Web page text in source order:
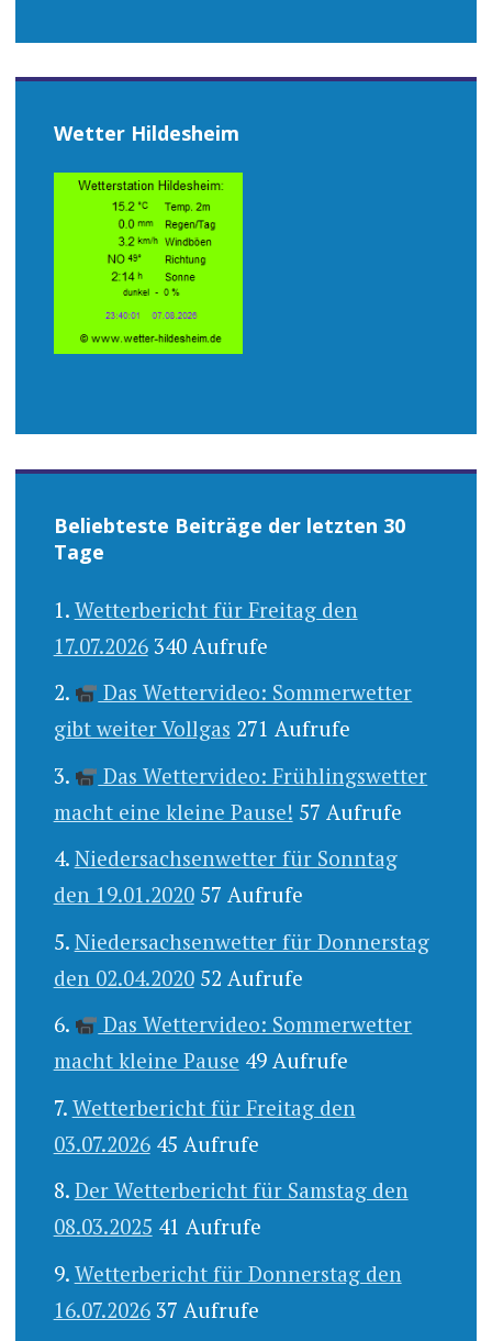
Wetter Hildesheim
Beliebteste Beiträge der letzten 30
Tage
Wetterbericht für Freitag den
17.07.2026 340 Aufrufe
Das Wettervideo: Sommerwetter
gibt weiter Vollgas 271 Aufrufe
Das Wettervideo: Frühlingswetter
macht eine kleine Pause! 57 Aufrufe
Niedersachsenwetter für Sonntag
den 19.01.2020 57 Aufrufe
Niedersachsenwetter für Donnerstag
den 02.04.2020 52 Aufrufe
Das Wettervideo: Sommerwetter
macht kleine Pause 49 Aufrufe
Wetterbericht für Freitag den
03.07.2026 45 Aufrufe
Der Wetterbericht für Samstag den
08.03.2025 41 Aufrufe
Wetterbericht für Donnerstag den
16.07.2026 37 Aufrufe